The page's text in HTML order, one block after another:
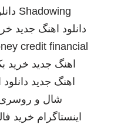
Shadowing
دانلود اهنگ جدید
credit financial
اهنگ جدید خرید
اهنگ جدید
شال و
اینستاگرام خرید